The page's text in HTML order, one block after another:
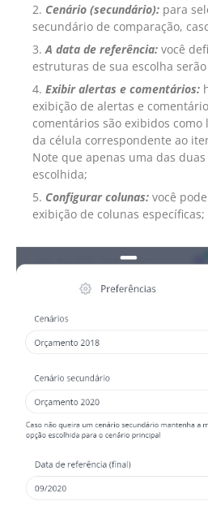
Cenário (secundário): para
secundário de comparação,
A data de referência: você
estruturas de sua escolha
Exibir alertas e comentários:
exibição de alertas e
comentários são exibidos
da célula correspondente ao
Note que apenas uma das
escolhida;
Configurar colunas: você
exibição de colunas específicas;